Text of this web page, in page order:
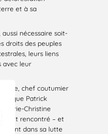
et à sa
nécessaire soit-
droits des peuples
leurs liens
avec leur
chef coutumier
– que Patrick
Marie-Christine
ont rencontré – et
dans sa lutte